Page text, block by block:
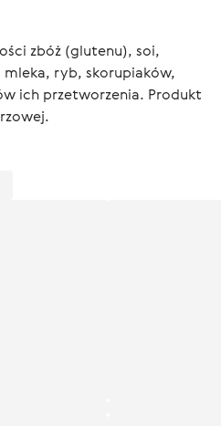
zbóż (glutenu), soi,
ryb, skorupiaków,
ich przetworzenia. Produkt